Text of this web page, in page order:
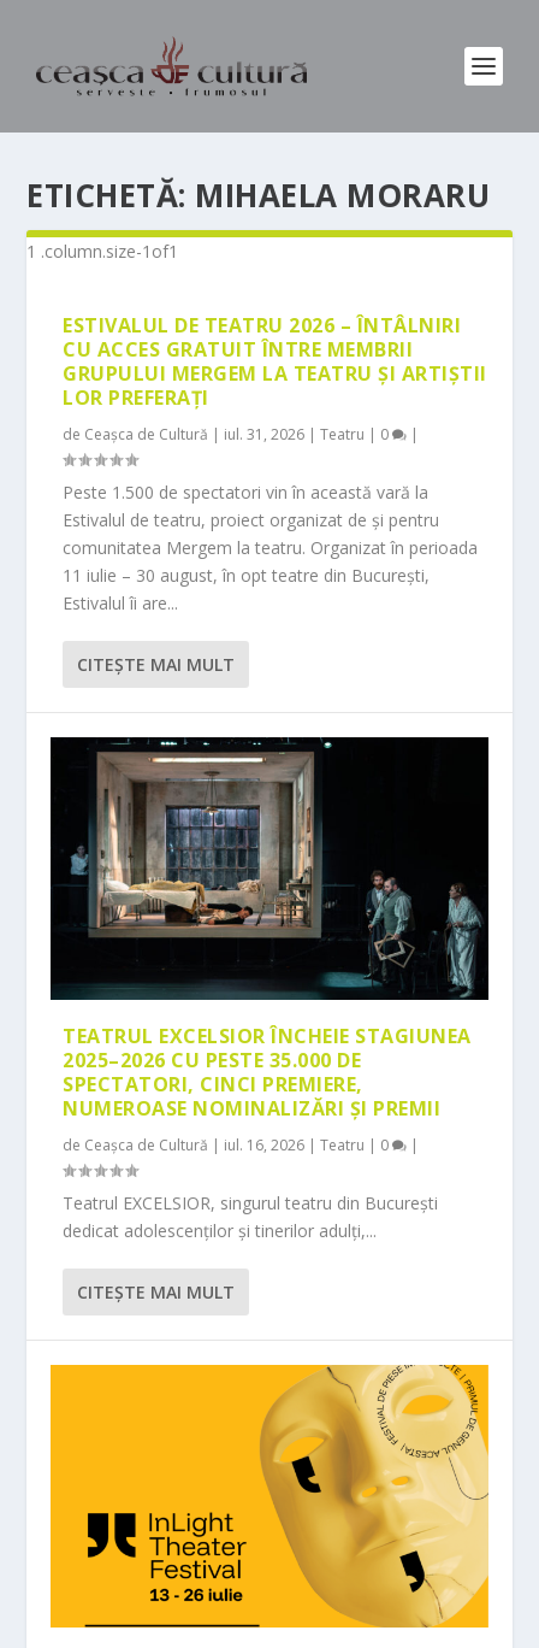
ETICHETĂ: MIHAELA MORARU
ESTIVALUL DE TEATRU 2026 – ÎNTÂLNIRI
CU ACCES GRATUIT ÎNTRE MEMBRII
GRUPULUI MERGEM LA TEATRU ȘI ARTIȘTII
LOR PREFERAȚI
de Ceașca de Cultură | iul. 31, 2026 |Teatru | 0 |
Peste 1.500 de spectatori vin în această vară la
Estivalul de teatru, proiect organizat de și pentru
comunitatea Mergem la teatru. Organizat în perioada
11 iulie – 30 august, în opt teatre din București,
Estivalul îi are...
CITEŞTE MAI MULT
TEATRUL EXCELSIOR ÎNCHEIE STAGIUNEA
2025–2026 CU PESTE 35.000 DE
SPECTATORI, CINCI PREMIERE,
NUMEROASE NOMINALIZĂRI ȘI PREMII
de Ceașca de Cultură | iul. 16, 2026 |Teatru | 0 |
Teatrul EXCELSIOR, singurul teatru din București
dedicat adolescenților și tinerilor adulți,...
CITEŞTE MAI MULT